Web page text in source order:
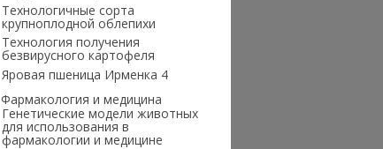
Технологичные сорта
крупноплодной облепихи
Технология получения
безвирусного картофеля
Яровая пшеница Ирменка 4
Фармакология и медицина
Генетические модели животных
для использования в
фармакологии и медицине